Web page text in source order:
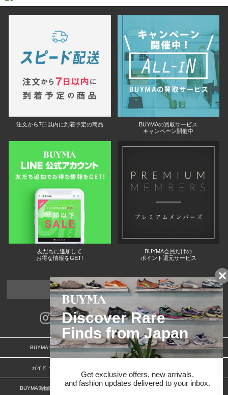
注文から7日以内に到着予定の商品
BUYMAの買取サービス
キャンペーン開催中
友だちに追加して
お得な情報をGET!
BUYMA会員だけの
ポイント還元サービス
ページトップへ
BUYMAスタートガイド 安心への取り組み
ガイド・お問い合わせ
BUYMA偽物販売防止の取り組み BUYMA CARD